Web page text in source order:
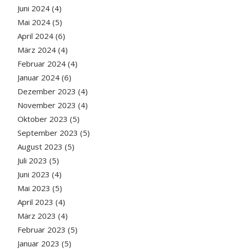
Juni 2024(4)
Mai 2024(5)
April 2024(6)
März 2024(4)
Februar 2024(4)
Januar 2024(6)
Dezember 2023 (4)
November 2023 (4)
Oktober 2023 (5)
September 2023 (5)
August 2023 (5)
Juli 2023 (5)
Juni 2023 (4)
Mai 2023 (5)
April 2023 (4)
März 2023 (4)
Februar 2023 (5)
Januar 2023 (5)